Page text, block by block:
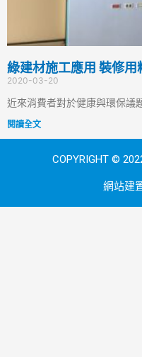
綠建材施工應用 裝修用
2020-03-20
近來消費者對於健康與環保議
閱讀全文
COPYRIGHT ©
網站建